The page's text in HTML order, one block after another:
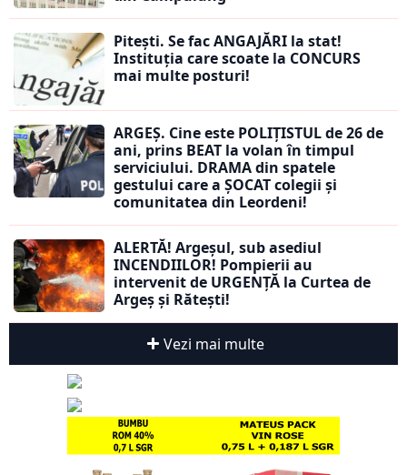
Pitești. Se fac ANGAJĂRI la stat!
Instituția care scoate la CONCURS
mai multe posturi!
ARGEȘ. Cine este POLIȚISTUL de 26 de
ani, prins BEAT la volan în timpul
serviciului. DRAMA din spatele
gestului care a ȘOCAT colegii și
comunitatea din Leordeni!
ALERTĂ! Argeșul, sub asediul
INCENDIILOR! Pompierii au
intervenit de URGENȚĂ la Curtea de
Argeș și Rătești!
Vezi mai multe